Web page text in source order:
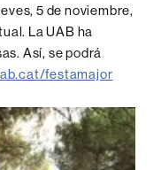
5 de noviembre,
La UAB ha
Así, se podrá
festamajor